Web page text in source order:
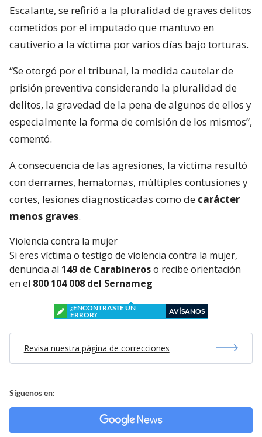
Escalante, se refirió a la pluralidad de graves delitos
cometidos por el imputado que mantuvo en
cautiverio a la víctima por varios días bajo torturas.
“Se otorgó por el tribunal, la medida cautelar de
prisión preventiva considerando la pluralidad de
delitos, la gravedad de la pena de algunos de ellos y
especialmente la forma de comisión de los mismos”,
comentó.
A consecuencia de las agresiones, la víctima resultó
con derrames, hematomas, múltiples contusiones y
cortes, lesiones diagnosticadas como de carácter
menos graves.
Violencia contra la mujer
Si eres víctima o testigo de violencia contra la mujer,
denuncia al 149 de Carabineroso recibe orientación
en el 800 104 008 del Sernameg
¿ENCONTRASTE UN
ERROR?
AVÍSANOS
Revisa nuestra página de correcciones
Síguenos en: